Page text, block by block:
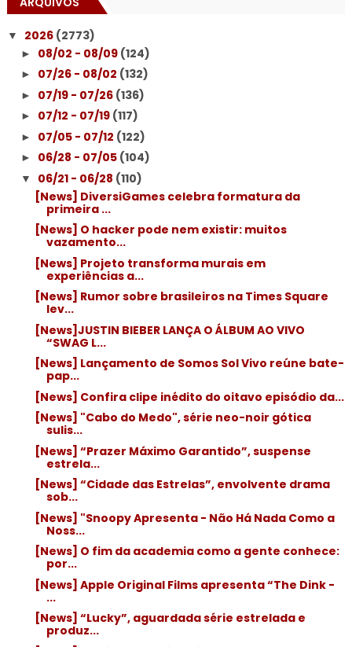
▼ 2026 (2773)
► 08/02 - 08/09 (124)
► 07/26 - 08/02 (132)
► 07/19 - 07/26 (136)
► 07/12 - 07/19 (117)
► 07/05 - 07/12 (122)
► 06/28 - 07/05 (104)
▼ 06/21 - 06/28 (110)
[News] DiversiGames celebra formatura da
primeira ...
[News] O hacker pode nem existir: muitos
vazamento...
[News] Projeto transforma murais em
experiências a...
[News] Rumor sobre brasileiros na Times Square
lev...
[News]JUSTIN BIEBER LANÇA O ÁLBUM AO VIVO
“SWAG L...
[News] Lançamento de Somos Sol Vivo reúne bate-
pap...
[News] Confira clipe inédito do oitavo episódio da...
[News] "Cabo do Medo", série neo-noir gótica
sulis...
[News] “Prazer Máximo Garantido”, suspense
estrela...
[News] “Cidade das Estrelas”, envolvente drama
sob...
[News] "Snoopy Apresenta - Não Há Nada Como a
Noss...
[News] O fim da academia como a gente conhece:
por...
[News] Apple Original Films apresenta “The Dink -
...
[News] “Lucky”, aguardada série estrelada e
produz...